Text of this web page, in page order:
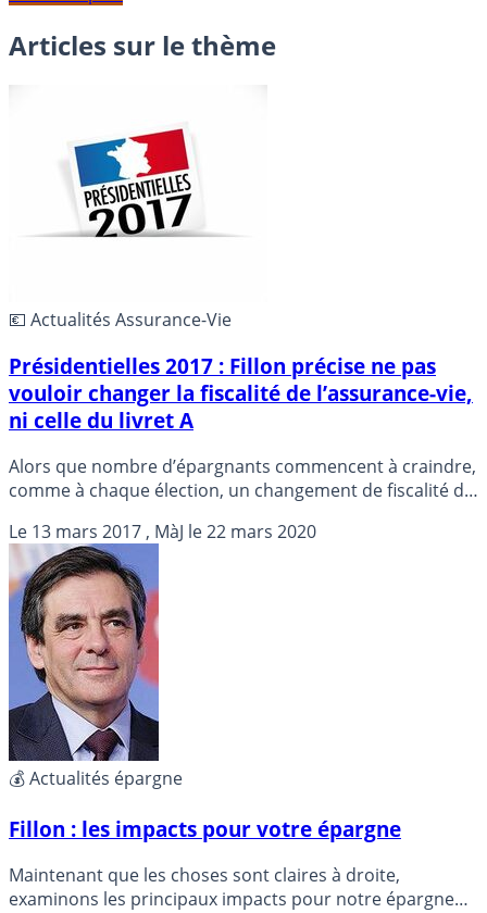
Articles sur le thème
💶 Actualités Assurance-Vie
Présidentielles 2017 : Fillon précise ne pas
vouloir changer la fiscalité de l’assurance-vie,
ni celle du livret A
Alors que nombre d’épargnants commencent à craindre,
comme à chaque élection, un changement de fiscalité de
selon son programme, l’assurance-vie et le livret A
resteraient intactes.
Le 13 mars 2017 , MàJ le22 mars 2020
💰 Actualités épargne
Fillon : les impacts pour votre épargne
Maintenant que les choses sont claires à droite,
examinons les principaux impacts pour notre épargne